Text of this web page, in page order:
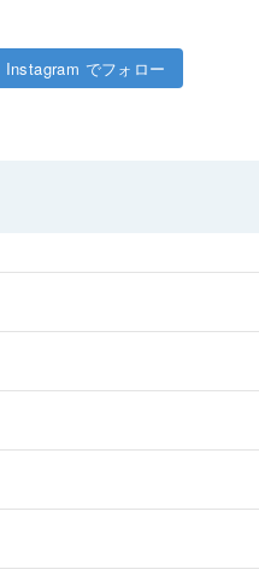
Instagram でフォロー